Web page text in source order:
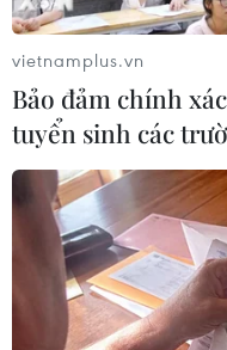
TIN LIÊN QUAN
vietnamplus.vn
Bảo đảm chính
tuyển sinh các